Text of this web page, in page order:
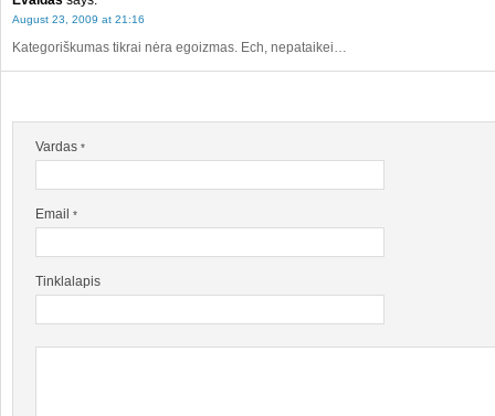
August 23, 2009 at 21:16
Kategoriškumas tikrai nėra egoizmas. Ech, nepataikei…
Vardas *
Email *
Tinklalapis